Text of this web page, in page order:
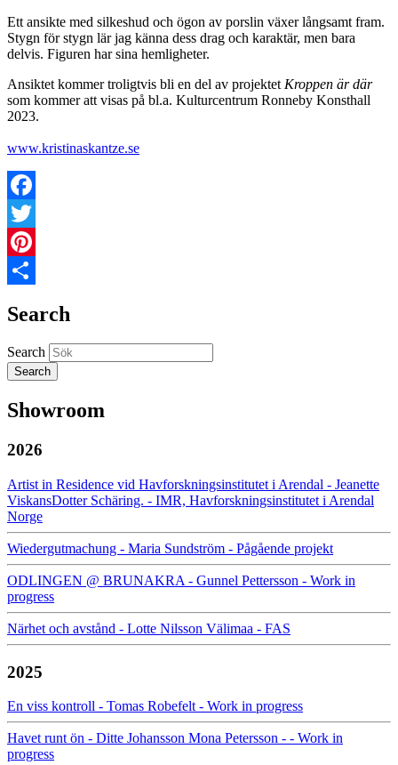
Ett ansikte med silkeshud och ögon av porslin växer långsamt fram.
Stygn för stygn lär jag känna dess drag och karaktär, men bara
delvis. Figuren har sina hemligheter.
Ansiktet kommer troligtvis bli en del av projektet Kroppen är där
som kommer att visas på bl.a. Kulturcentrum Ronneby Konsthall
2023.
www.kristinaskantze.se
Facebook
Twitter
Pinterest
Search
Search
Showroom
2026
Artist in Residence vid Havforskningsinstitutet i Arendal - Jeanette
ViskansDotter Schäring. - IMR, Havforskningsinstitutet i Arendal
Norge
Wiedergutmachung - Maria Sundström - Pågående projekt
ODLINGEN @ BRUNAKRA - Gunnel Pettersson - Work in
progress
Närhet och avstånd - Lotte Nilsson Välimaa - FAS
2025
En viss kontroll - Tomas Robefelt - Work in progress
Havet runt ön - Ditte Johansson Mona Petersson - - Work in
progress